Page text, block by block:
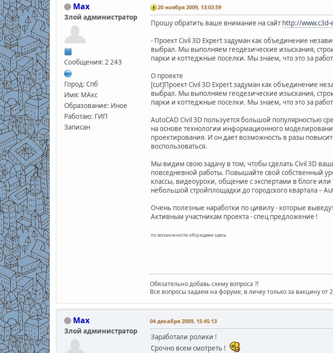
Max
Злой администратор
Сообщения: 2 243
Город: Спб
Имя: МАкс
Образование: Иное
Работаю: ГИП
Записан
20 ноября 2009, 13:03:59
Прошу обратить ваше внимание на сайт http://
- Проект Civil 3D Expert задуман как объединение
выбрал. Мы выполняем геодезические изыскания,
парки и коттеджные поселки. Мы знаем, что это за
О проекте
[cut]Проект Civil 3D Expert задуман как объединение
выбрал. Мы выполняем геодезические изыскания,
парки и коттеджные поселки. Мы знаем, что это за
AutoCAD Civil 3D пользуется большой популярностью
на основе технологии информационного
проектирования. И он дает возможность в разы
воспользоваться.
Мы видим свою задачу в том, чтобы сделать Civil 3D
повседневной работы. Повышайте свой собственный
классы, видеоуроки, общение с экспертами в блоге
небольшой стройплощадки до городского квартала –
Очень полезные наработки по цивилу - которые
Активным участникам проекта - спец предложение !
по возможности обсуждаем здесь
Обязательно добавь схему вопроса ?!
Все вопросы задаем на форуме, в личку только за вакцину от
Max
Злой администратор
04 декабря 2009, 15:45:13
Заработали ролики !
Срочно всем смотреть !